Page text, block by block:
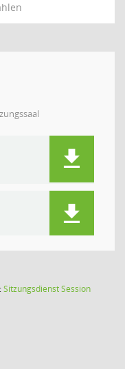
SitzungsdienstSession(Wird in